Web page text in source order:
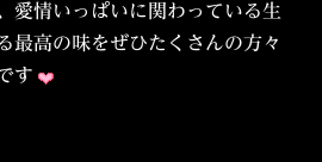
愛情いっぱいに関わっている生
最高の味をぜひたくさんの方々
す